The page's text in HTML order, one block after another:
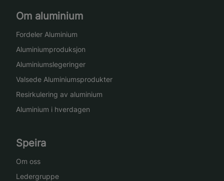
Om aluminium
Fordeler Aluminium
Aluminiumproduksjon
Aluminiumslegeringer
Valsede Aluminiumsprodukter
Resirkulering av aluminium
Aluminium i hverdagen
Speira
Om oss
Ledergruppe